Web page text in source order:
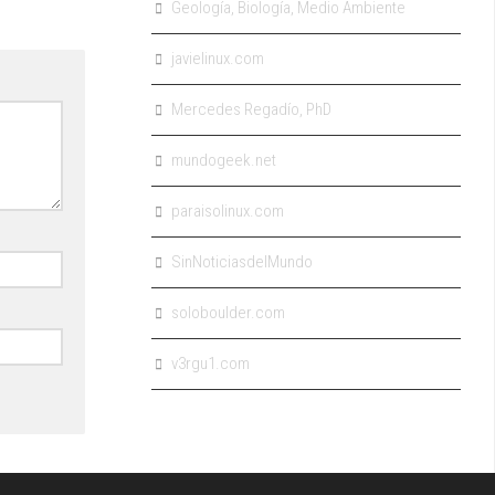
Geología, Biología, Medio Ambiente
javielinux.com
Mercedes Regadío, PhD
mundogeek.net
paraisolinux.com
SinNoticiasdelMundo
soloboulder.com
v3rgu1.com